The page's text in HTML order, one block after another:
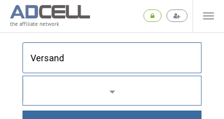
the affiliate network